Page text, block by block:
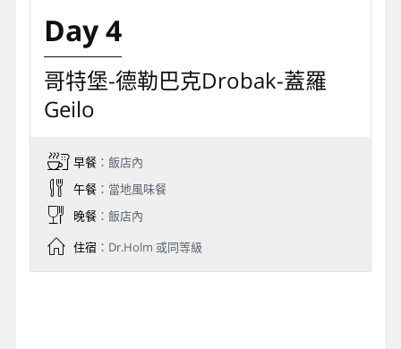
Day 4
哥特堡-德勒巴克Drobak-蓋羅
Geilo
早餐：飯店內
午餐：當地風味餐
晚餐：飯店內
住宿：Dr.Holm 或同等級